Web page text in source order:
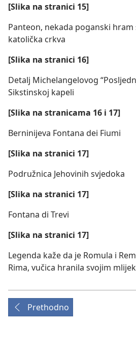
[Slika na stranici 15]
Panteon, nekada poganski hram
katolička crkva
[Slika na stranici 16]
Detalj Michelangelovog
Sikstinskoj kapeli
[Slika na stranicama 16 i 17]
Berninijeva Fontana dei Fiumi
[Slika na stranici 17]
Podružnica Jehovinih svjedoka
[Slika na stranici 17]
Fontana di Trevi
[Slika na stranici 17]
Legenda kaže da je Romula i
Rima, vučica hranila svojim
Prethodno